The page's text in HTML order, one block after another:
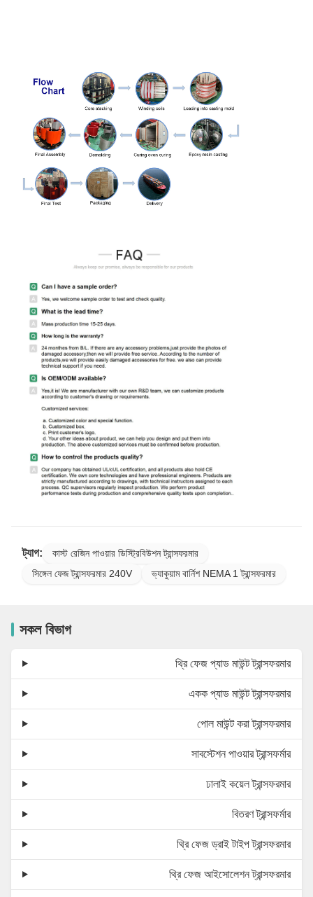
ট্যাগ:
কাস্ট রেজিন পাওয়ার ডিস্ট্রিবিউশন ট্রান্সফরমার
সিঙ্গেল ফেজ ট্রান্সফরমার 240V
ভ্যাকুয়াম বার্নিশ NEMA 1 ট্রান্সফরমার
সকল বিভাগ
থ্রি ফেজ প্যাড মাউন্ট ট্রান্সফরমার
একক প্যাড মাউন্ট ট্রান্সফরমার
পোল মাউন্ট করা ট্রান্সফরমার
সাবস্টেশন পাওয়ার ট্রান্সফর্মার
ঢালাই কয়েল ট্রান্সফরমার
বিতরণ ট্রান্সফর্মার
থ্রি ফেজ ড্রাই টাইপ ট্রান্সফরমার
থ্রি ফেজ আইসোলেশন ট্রান্সফরমার